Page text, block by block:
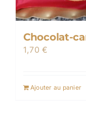
Chocolat-
1,70€
Ajouter au panier